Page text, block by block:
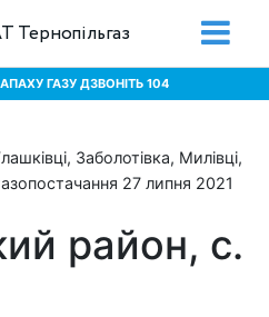
Тернопільгаз
ГАЗУ ДЗВОНІТЬ 104
район, с.